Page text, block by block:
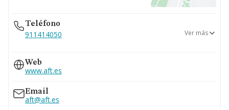
Teléfono
911414050
917227800
Ver más
Web
www.aft.es
Email
aft@aft.es